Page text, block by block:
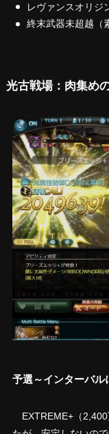
レヴァンスオリジ
終末武器未超越（
光古戦場：肉集め
予選～インターバル
EXTREME+（